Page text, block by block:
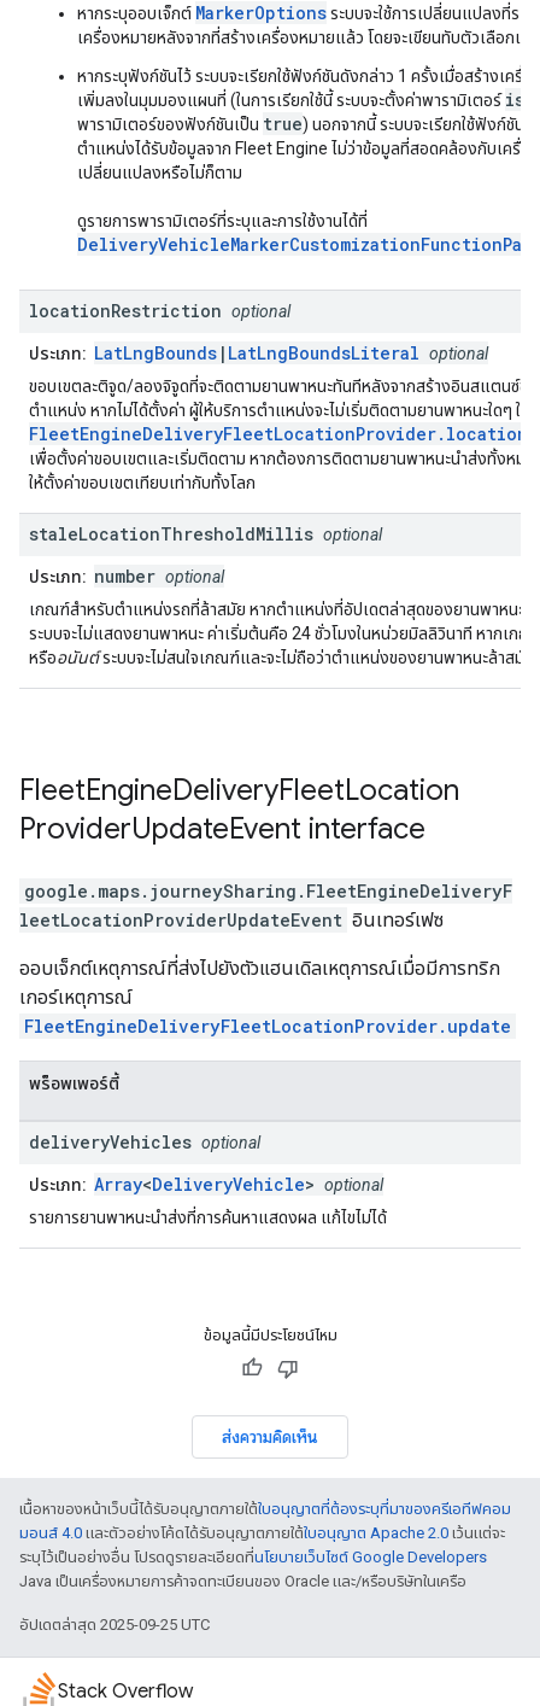
หากระบุออบเจ็กต์ MarkerOptionsระบบจะใช้การเปลี่ยนแปลงที่ระบุ
เครื่องหมายหลังจากที่สร้างเครื่องหมายแล้ว โดยจะเขียนทับตัวเลือกเริ่
หากระบุฟังก์ชันไว้ ระบบจะเรียกใช้ฟังก์ชันดังกล่าว 1 ครั้งเมื่อสร้างเครื่
เพิ่มลงในมุมมองแผนที่ (ในการเรียกใช้นี้ ระบบจะตั้งค่าพารามิเตอร์
พารามิเตอร์ของฟังก์ชันเป็น true) นอกจากนี้ ระบบจะเรียกใช้ฟังก์ชันนี้
ตำแหน่งได้รับข้อมูลจาก Fleet Engine ไม่ว่าข้อมูลที่สอดคล้องกับเครื่อ
เปลี่ยนแปลงหรือไม่ก็ตาม
ดูรายการพารามิเตอร์ที่ระบุและการใช้งานได้ที่
locationRestriction optional
ประเภท: LatLngBounds | LatLngBoundsLiteral optional
ขอบเขตละติจูด/ลองจิจูดที่จะติดตามยานพาหนะทันทีหลังจากสร้างอินสแตนซ์ขอ
ตำแหน่ง หากไม่ได้ตั้งค่า ผู้ให้บริการตำแหน่งจะไม่เริ่มติดตามยานพาหนะใดๆ ให้ใ
เพื่อตั้งค่าขอบเขตและเริ่มติดตาม หากต้องการติดตามยานพาหนะนำส่งทั้งหมดไ
ให้ตั้งค่าขอบเขตเทียบเท่ากับทั้งโลก
staleLocationThresholdMillis optional
ประเภท: number optional
เกณฑ์สำหรับตำแหน่งรถที่ล้าสมัย หากตำแหน่งที่อัปเดตล่าสุดของยานพาหนะเ
ระบบจะไม่แสดงยานพาหนะ ค่าเริ่มต้นคือ 24 ชั่วโมงในหน่วยมิลลิวินาที หากเก
หรืออนันต์ระบบจะไม่สนใจเกณฑ์และจะไม่ถือว่าตำแหน่งของยานพาหนะล้าสมัย
FleetEngineDeliveryFleetLocation
ProviderUpdateEvent interface
google.maps.journeySharing . FleetEngineDeliveryF
leetLocationProviderUpdateEvent อินเทอร์เฟซ
ออบเจ็กต์เหตุการณ์ที่ส่งไปยังตัวแฮนเดิลเหตุการณ์เมื่อมีการทริก
เกอร์เหตุการณ์
FleetEngineDeliveryFleetLocationProvider.update
พร็อพเพอร์ตี้
deliveryVehicles optional
ประเภท: Array<DeliveryVehicle> optional
รายการยานพาหนะนำส่งที่การค้นหาแสดงผล แก้ไขไม่ได้
ข้อมูลนี้มีประโยชน์ไหม
ส่งความคิดเห็น
เนื้อหาของหน้าเว็บนี้ได้รับอนุญาตภายใต้ใบอนุญาตที่ต้องระบุที่มาของครีเอทีฟคอม
มอนส์ 4.0 และตัวอย่างโค้ดได้รับอนุญาตภายใต้ใบอนุญาต Apache 2.0 เว้นแต่จะ
ระบุไว้เป็นอย่างอื่น โปรดดูรายละเอียดที่นโยบายเว็บไซต์ Google Developers
Java เป็นเครื่องหมายการค้าจดทะเบียนของ Oracle และ/หรือบริษัทในเครือ
อัปเดตล่าสุด 2025-09-25 UTC
Stack Overflow